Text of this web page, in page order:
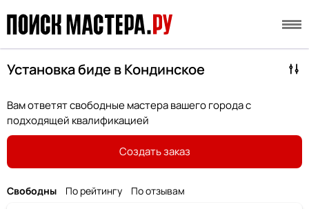
Установка биде в Кондинское
Вам ответят свободные мастера вашего города с
подходящей квалификацией
Создать заказ
Свободны По рейтингу По отзывам